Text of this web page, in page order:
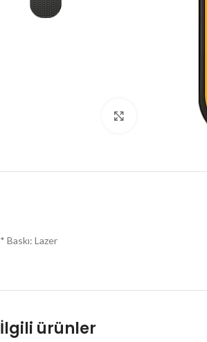
Click to enlarge
* Baskı: Lazer
İlgili ürünler